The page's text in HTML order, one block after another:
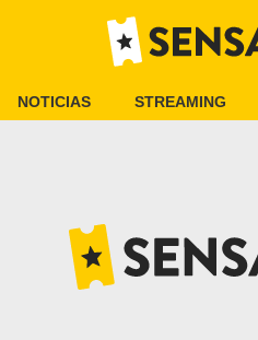
NOTICIAS STREAMING